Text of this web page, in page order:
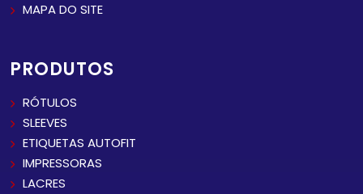
MAPA DO SITE
PRODUTOS
RÓTULOS
SLEEVES
ETIQUETAS AUTOFIT
IMPRESSORAS
LACRES